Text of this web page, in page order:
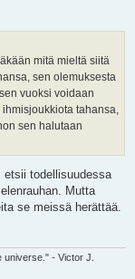
mitä mieltä siitä
sen olemuksesta
vuoksi voidaan
tahansa,
sen halutaan
etsii todellisuudessa
Mutta
se meissä herättää.
universe." - Victor J.